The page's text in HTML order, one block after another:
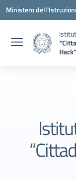
Vai ai contenuti
Vai al menu di
Vai al footer
Ministero
Hack”